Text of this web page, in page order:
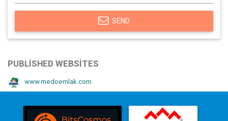
SEND
PUBLISHED WEBSITES
www.medoemlak.com